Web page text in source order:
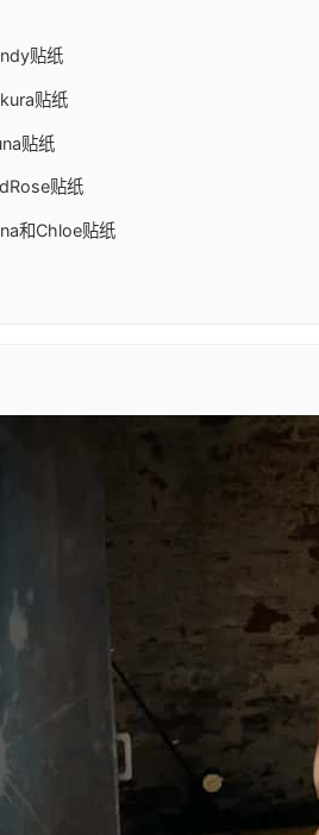
贴纸
贴纸
贴纸
贴纸
和Chloe贴纸